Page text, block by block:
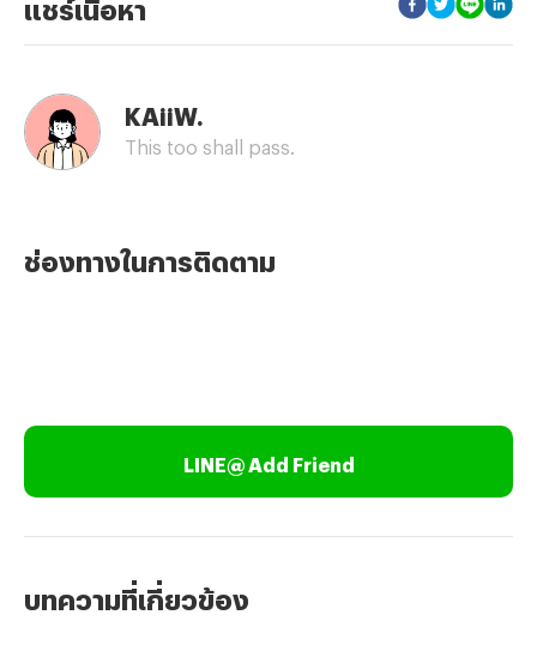
แชร์เนื้อหา
KAiiW.
This too shall pass.
ช่องทางในการติดตาม
LINE@ Add Friend
บทความที่เกี่ยวข้อง